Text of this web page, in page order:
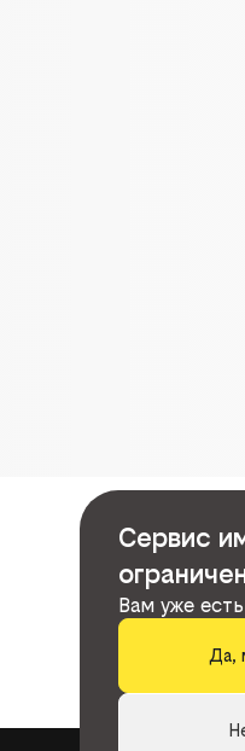
Сервис
Вам уже
Да,